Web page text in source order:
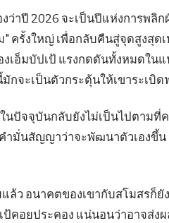
ว่าปี 2026 จะเป็นปีแห่งการพลิ
" ครั้งใหญ่ เพื่อกลับคืนสู่จุดสูงสุ
งเอ็มบัปเป้ แรงกดดันทั้งหมดใน
จะเป็นตัวกระตุ้นให้เขาระเบิด
นปัจจุบันกลับยังไม่เป็นไปตามที่
ำมั่นสัญญาว่าจะพัฒนาตัวเองขึ้น
ล้ว อนาคตของเขากับสโมสรก็
ป้คอยประคอง แน่นอนว่าอาจส่